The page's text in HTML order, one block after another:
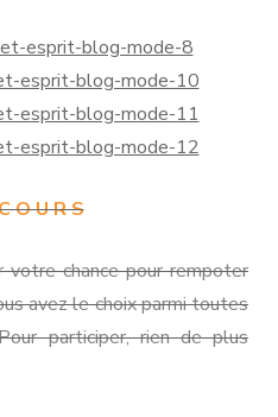
O U R S
chance pour rempoter
avez le choix parmi toutes
participer, rien de plus